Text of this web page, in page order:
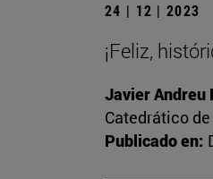
24 | 12 | 2023
¡Feliz,
Javier Andreu
Catedrático
Publicado en: